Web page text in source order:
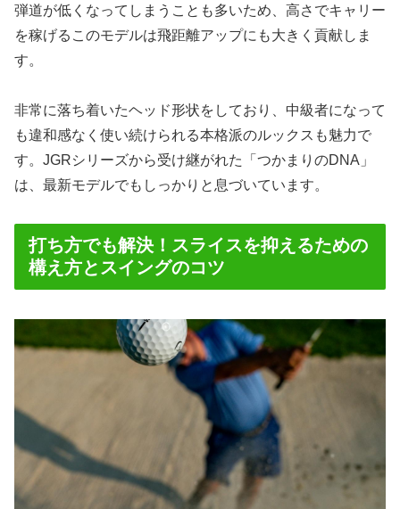
弾道が低くなってしまうことも多いため、高さでキャリー
を稼げるこのモデルは飛距離アップにも大きく貢献しま
す。
非常に落ち着いたヘッド形状をしており、中級者になって
も違和感なく使い続けられる本格派のルックスも魅力で
す。JGRシリーズから受け継がれた「つかまりのDNA」
は、最新モデルでもしっかりと息づいています。
打ち方でも解決！スライスを抑えるための
構え方とスイングのコツ